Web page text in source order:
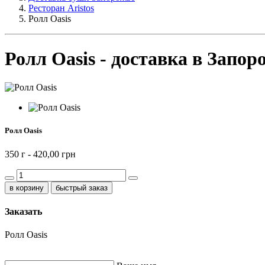
Ресторан Aristos
Ролл Oasis
Ролл Oasis - доставка в
Ролл Oasis
350 г - 420,00 грн
быстрый заказ
Заказать
Ролл Oasis